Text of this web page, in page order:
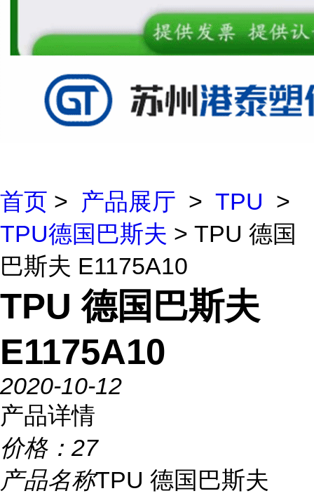
首页 > 产品展厅 > TPU >
TPU德国巴斯夫 > TPU 德国
巴斯夫 E1175A10
TPU 德国巴斯夫
E1175A10
2020-10-12
产品详情
价格： 27
产品名称TPU 德国巴斯夫